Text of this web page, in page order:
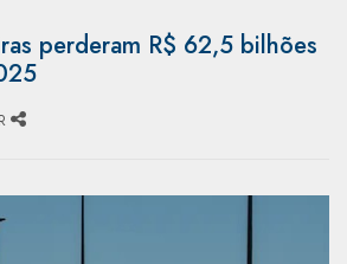
perderam R$ 62,5 bilhões